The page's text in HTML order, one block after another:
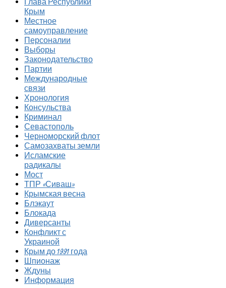
Крым
Местное
самоуправление
Персоналии
Выборы
Законодательство
Партии
Международные
связи
Хронология
Консульства
Криминал
Севастополь
Черноморский флот
Самозахваты земли
Исламские
радикалы
Мост
ТПР «Сиваш»
Крымская весна
Блэкаут
Блокада
Диверсанты
Конфликт с
Украиной
Крым до 1991 года
Шпионаж
Ждуны
Информация